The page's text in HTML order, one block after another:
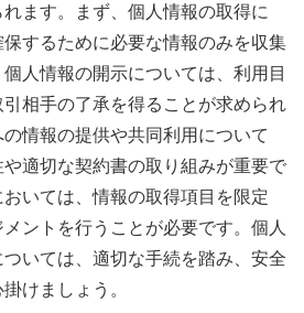
ます。まず、個人情報の取得に
するために必要な情報のみを収集
人情報の開示については、利用目
相手の了承を得ることが求められ
情報の提供や共同利用について
適切な契約書の取り組みが重要で
いては、情報の取得項目を限定
ントを行うことが必要です。個人
いては、適切な手続を踏み、安全
けましょう。